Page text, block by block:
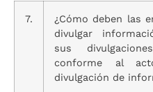
7.
¿Cómo deben las
divulgar
sus
conforme al
divulgación de